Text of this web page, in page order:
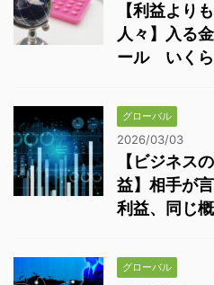
【利益より
人々】入
ール いくら
グローバル
2026/03/03
【ビジネス
益】相手が
利益、同じ
グローバル